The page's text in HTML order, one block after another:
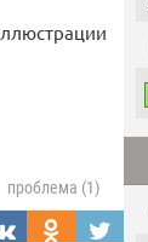
проблема (1)